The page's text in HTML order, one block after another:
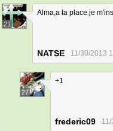
21
Alma,a ta place je
NATSE 11/30/2013
27
+1
frederic09